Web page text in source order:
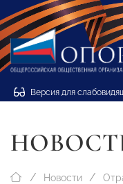
Версия для
Новости